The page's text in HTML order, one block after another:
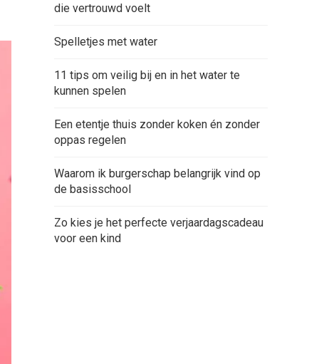
die vertrouwd voelt
Spelletjes met water
11 tips om veilig bij en in het water te
kunnen spelen
Een etentje thuis zonder koken én zonder
oppas regelen
Waarom ik burgerschap belangrijk vind op
de basisschool
Zo kies je het perfecte verjaardagscadeau
voor een kind